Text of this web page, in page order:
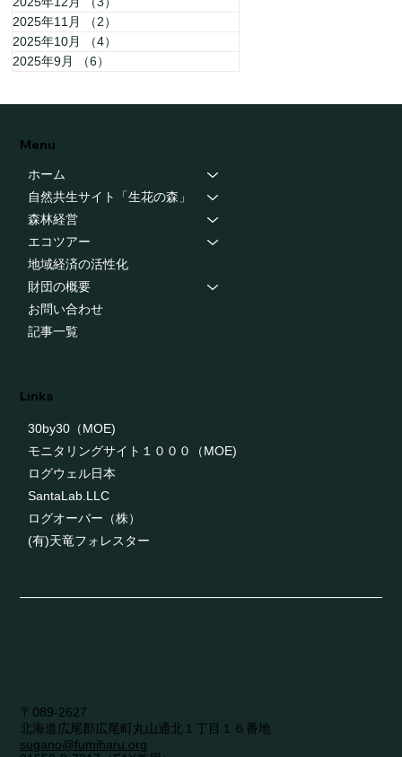
2025年11月
（2）
2025年10月
（4）
2025年9月
（6）
Links
30by30（MOE)
モニタリングサイト１０００（MOE)
ログウェル日本
SantaLab.LLC
ログオーバー（株）
(有)天竜フォレスター
Menu
ホーム
自然共生サイト「生花の森」
森林経営
エコツアー
地域経済の活性化
財団の概要
お問い合わせ
記事一覧
〒089-2627
​北海道広尾郡広尾町丸山通北１丁目１６番地
sugano@fumiharu.org